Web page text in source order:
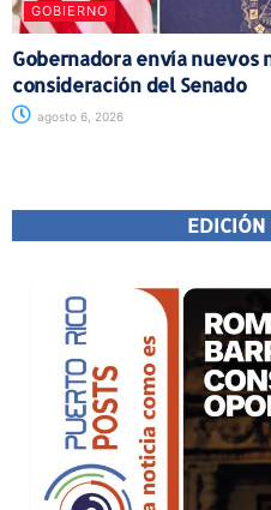
GOBIERNO
Gobernadora envía nuevos
consideración del Senado
agosto 6, 2026
EDICIÓN